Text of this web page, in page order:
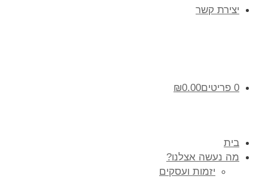
יצירת קשר
0 פריטים ₪0.00
בית
מה נעשה אצלנו?
יזמות ועסקים